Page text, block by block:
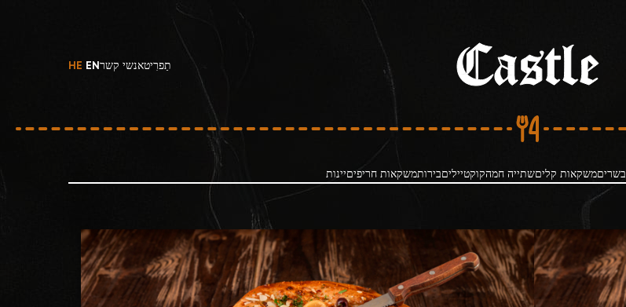
תַפרִיטאנשי קשר HE EN
בשריםמשקאות קליםשתייה חמהקוקטייליםבירותמשקאות חריפיםיינות